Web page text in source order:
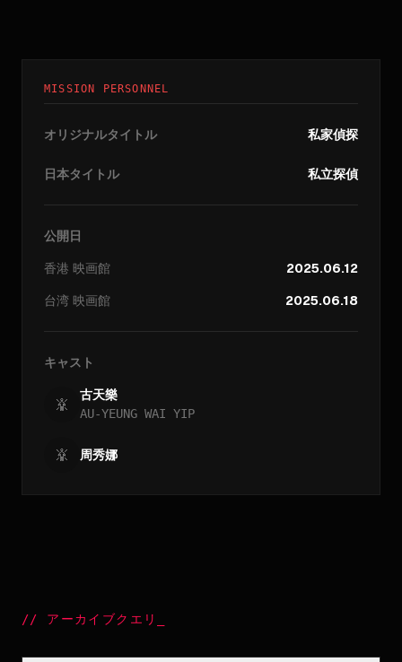
MISSION PERSONNEL
オリジナルタイトル 私家偵探
日本タイトル 私立探偵
公開日
香港 映画館
2025.06.12
台湾 映画館 2025.06.18
キャスト
古天樂
AU-YEUNG WAI YIP
周秀娜
// アーカイブクエリ